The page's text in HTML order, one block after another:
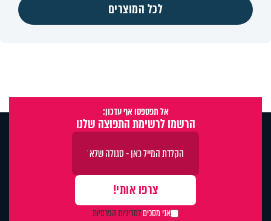
לכל המוצרים
אל תפספסו אף עדכון:
הרשמו לרשימת התפוצה שלנו
אני מסכיםלמדיניות הפרטיות